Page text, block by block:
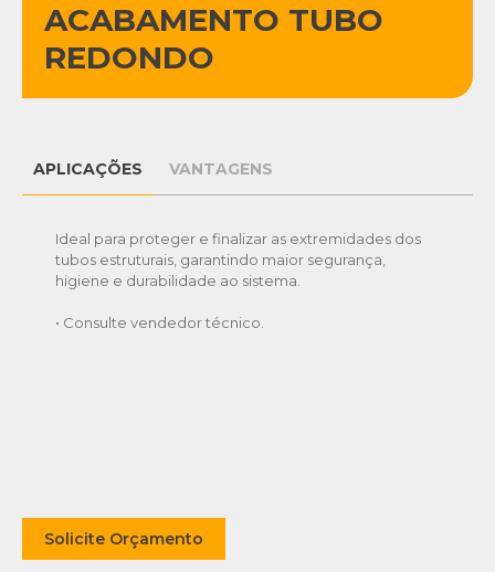
ACABAMENTO TUBO
REDONDO
APLICAÇÕES VANTAGENS
Ideal para proteger e finalizar as extremidades dos
tubos estruturais, garantindo maior segurança,
higiene e durabilidade ao sistema.
• Consulte vendedor técnico.
Solicite Orçamento